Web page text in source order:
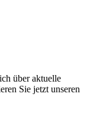
über aktuelle
Sie jetzt unseren